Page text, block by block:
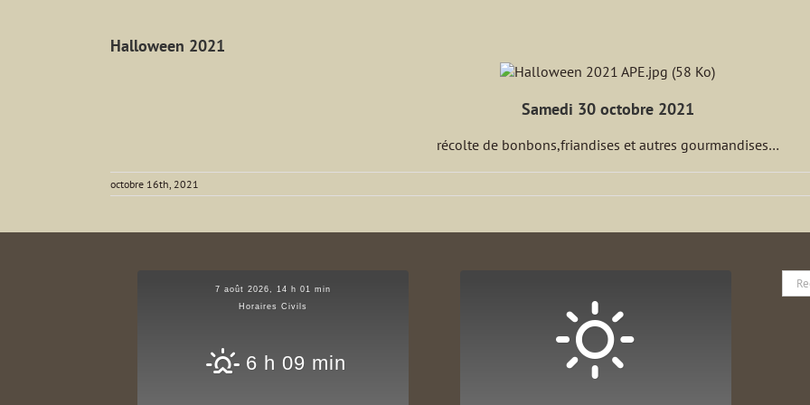
Halloween 2021
Samedi 30 octobre 2021
récolte de bonbons,friandises et autres gourmandises…
octobre 16th, 2021
7 août 2026, 14 h 01 min
Horaires Civils
6 h 09 min